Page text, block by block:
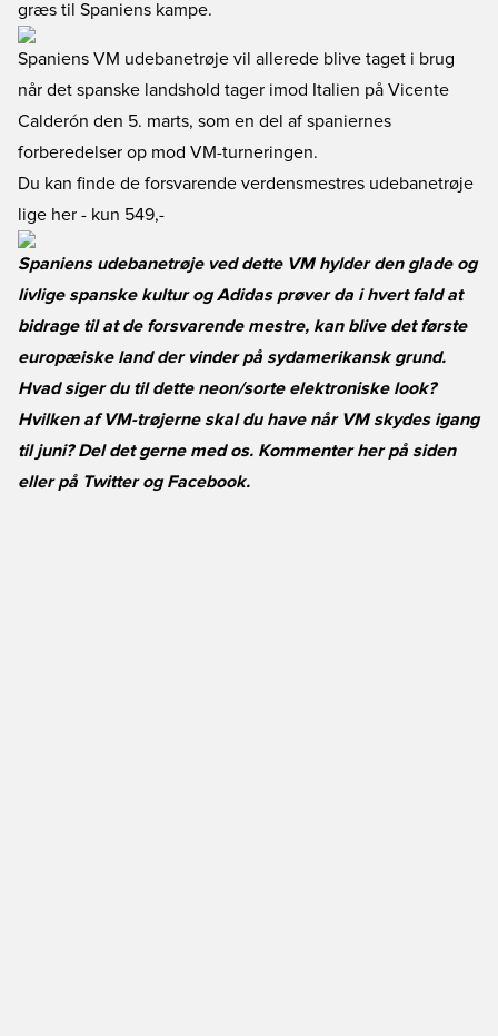
græs til Spaniens kampe.
Spaniens VM udebanetrøje vil allerede blive taget i brug
når det spanske landshold tager imod Italien på Vicente
Calderón den 5. marts, som en del af spaniernes
forberedelser op mod VM-turneringen.
Du kan finde de forsvarende verdensmestres udebanetrøje
lige her - kun 549,-
Spaniens udebanetrøje ved dette VM hylder den glade og
livlige spanske kultur og Adidas prøver da i hvert fald at
bidrage til at de forsvarende mestre, kan blive det første
europæiske land der vinder på sydamerikansk grund.
Hvad siger du til dette neon/sorte elektroniske look?
Hvilken af VM-trøjerne skal du have når VM skydes igang
til juni? Del det gerne med os. Kommenter her på siden
eller på TwitterogFacebook.